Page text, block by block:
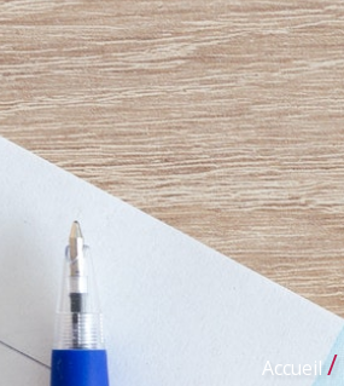
Accueil/